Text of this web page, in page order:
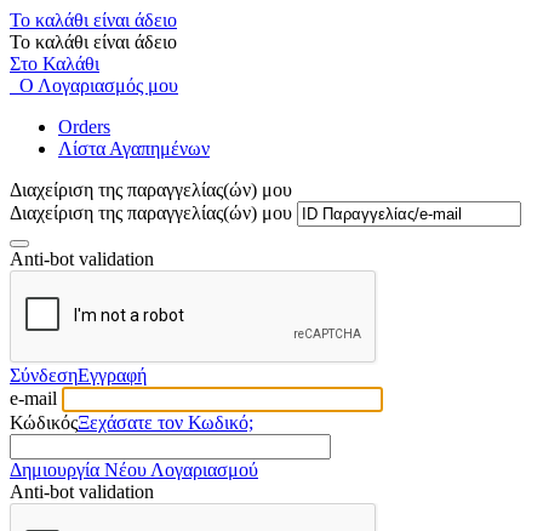
Το καλάθι είναι άδειο
Το καλάθι είναι άδειο
Στο Καλάθι
Ο Λογαριασμός μου
Orders
Λίστα Αγαπημένων
Διαχείριση της παραγγελίας(ών) μου
Διαχείριση της παραγγελίας(ών) μου
Anti-bot validation
ΣύνδεσηΕγγραφή
e-mail
ΚώδικόςΞεχάσατε τον Κωδικό;
Δημιουργία Νέου Λογαριασμού
Anti-bot validation